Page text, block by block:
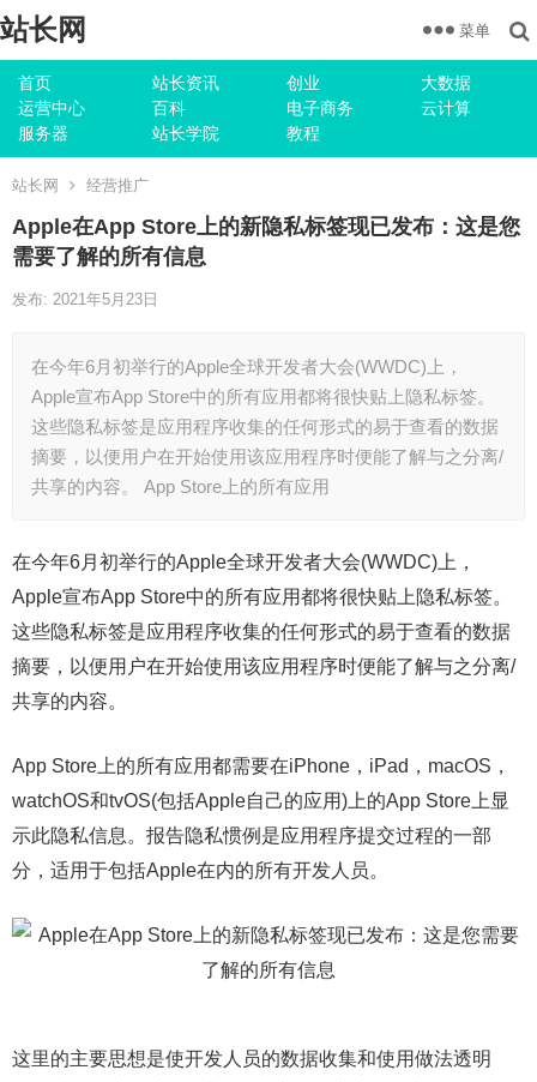
站长网
首页 站长资讯 创业
大数据
运营中心
百科 电子商务
云计算
服务器
站长学院 教程
菜单
站长网 经营推广
Apple在App Store上的新隐私标签现已发布：这是您
需要了解的所有信息
发布: 2021年5月23日
在今年6月初举行的Apple全球开发者大会(WWDC)上，
Apple宣布App Store中的所有应用都将很快贴上隐私标签。
这些隐私标签是应用程序收集的任何形式的易于查看的数据
摘要，以便用户在开始使用该应用程序时便能了解与之分离/
共享的内容。 App Store上的所有应用
在今年6月初举行的Apple全球开发者大会(WWDC)上，
Apple宣布App Store中的所有应用都将很快贴上隐私标签。
这些隐私标签是应用程序收集的任何形式的易于查看的数据
摘要，以便用户在开始使用该应用程序时便能了解与之分离/
共享的内容。
App Store上的所有应用都需要在iPhone，iPad，macOS，
watchOS和tvOS(包括Apple自己的应用)上的App Store上显
示此隐私信息。报告隐私惯例是应用程序提交过程的一部
分，适用于包括Apple在内的所有开发人员。
这里的主要思想是使开发人员的数据收集和使用做法透明